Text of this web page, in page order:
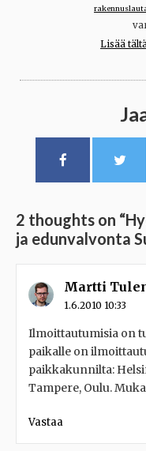
Lisää
2 thoughts on “
ja edunvalvonta
Martti
1.6.2010 10:33
Ilmoittautumisia on
paikalle on
paikkakunnilta:
Tampere, Oulu.
Vastaa